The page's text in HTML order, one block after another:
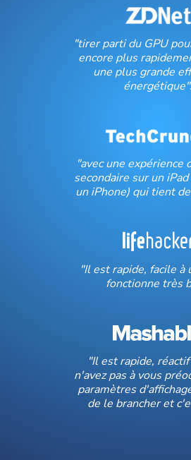
"tirer parti du GPU
encore plus
une plus grande
énergétique".
"avec une expérience
secondaire sur un
un iPhone) qui tient
"Il est rapide, facile
fonctionne très
"Il est rapide,
n'avez pas à vous
paramètres
de le brancher et